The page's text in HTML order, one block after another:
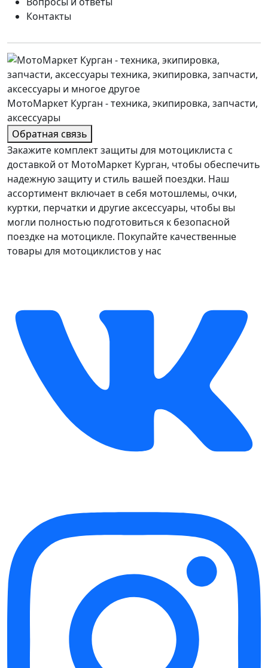
Контакты
МотоМаркет Курган - техника, экипировка, запчасти,
аксессуары
Обратная связь
Закажите комплект защиты для мотоциклиста с
доставкой от МотоМаркет Курган, чтобы обеспечить
надежную защиту и стиль вашей поездки. Наш
ассортимент включает в себя мотошлемы, очки,
куртки, перчатки и другие аксессуары, чтобы вы
могли полностью подготовиться к безопасной
поездке на мотоцикле. Покупайте качественные
товары для мотоциклистов у нас